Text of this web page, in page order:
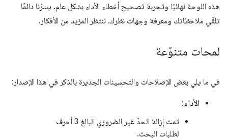
هذه اللوحة نهائيًا وتجربة تصحيح أخطاء الأداء بشكل عام. يسرّنا دائمًا
تلقّي ملاحظاتك ومعرفة وجهات نظرك. ننتظر المزيد من الأفكار.
لمحات متنوّعة
في ما يلي بعض الإصلاحات والتحسينات الجديرة بالذكر في هذا الإصدار:
الأداء:
تمت إزالة الحدّ غير الضروري البالغ 3 أحرف
لطلبات البحث.